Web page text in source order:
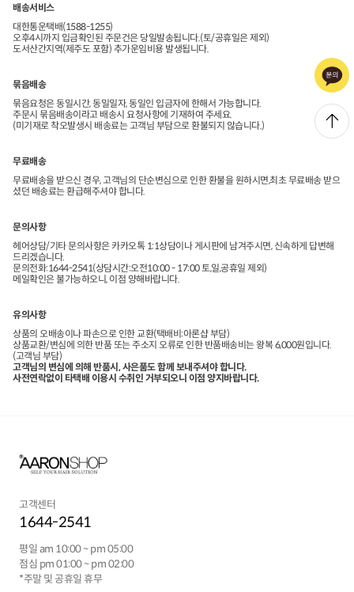
배송서비스
대한통운택배(1588-1255)
오후4시까지 입금확인된 주문건은 당일발송됩니다.(토/공휴일은 제외)
도서산간지역(제주도 포함) 추가운임비용 발생됩니다.
묶음배송
묶음요청은 동일시간, 동일일자, 동일인 입금자에 한해서 가능합니다.
주문시 묶음배송이라고 배송시 요청사항에 기재하여 주세요.
(미기재로 착오발생시 배송료는 고객님 부담으로 환불되지 않습니다.)
무료배송
무료배송을 받으신 경우, 고객님의 단순변심으로 인한 환불을 원하시면,최초 무료배송 받으
셨던 배송료는 환급해주셔야 합니다.
문의사항
헤어상담/기타 문의사항은 카카오톡 1:1상담이나 게시판에 남겨주시면, 신속하게 답변해
드리겠습니다.
문의전화:1644-2541(상담시간:오전10:00 - 17:00 토,일,공휴일 제외)
메일확인은 불가능하오니, 이점 양해바랍니다.
유의사항
상품의 오배송이나 파손으로 인한 교환(택배비:아론샵 부담)
상품교환/변심에 의한 반품 또는 주소지 오류로 인한 반품배송비는 왕복 6,000원입니다.
(고객님 부담)
고객님의 변심에 의해 반품시, 사은품도 함께 보내주셔야 합니다.
사전연락없이 타택배 이용시 수취인 거부되오니 이점 양지바랍니다.
고객센터
1644-2541
평일 am 10:00 ~ pm 05:00
점심 pm 01:00 ~ pm 02:00
*주말 및 공휴일 휴무